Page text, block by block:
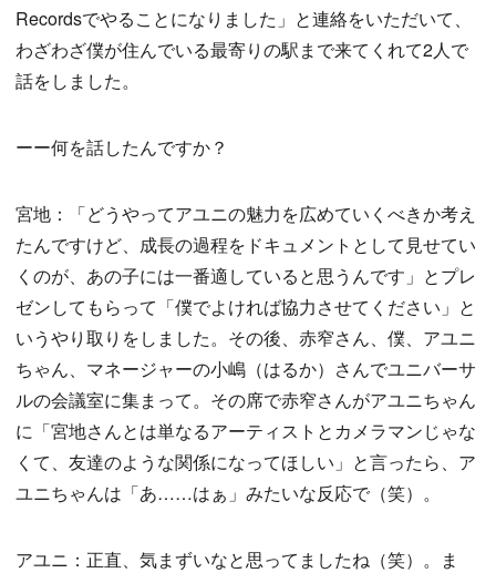
Recordsでやることになりました」と連絡をいただいて、
わざわざ僕が住んでいる最寄りの駅まで来てくれて2人で
話をしました。
ーー何を話したんですか？
宮地：「どうやってアユニの魅力を広めていくべきか考え
たんですけど、成長の過程をドキュメントとして見せてい
くのが、あの子には一番適していると思うんです」とプレ
ゼンしてもらって「僕でよければ協力させてください」と
いうやり取りをしました。その後、赤窄さん、僕、アユニ
ちゃん、マネージャーの小嶋（はるか）さんでユニバーサ
ルの会議室に集まって。その席で赤窄さんがアユニちゃん
に「宮地さんとは単なるアーティストとカメラマンじゃな
くて、友達のような関係になってほしい」と言ったら、ア
ユニちゃんは「あ……はぁ」みたいな反応で（笑）。
アユニ：正直、気まずいなと思ってましたね（笑）。ま